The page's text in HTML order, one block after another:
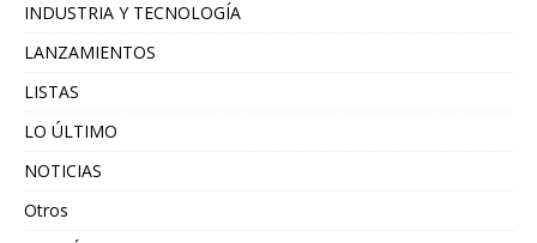
INDUSTRIA Y TECNOLOGÍA
LANZAMIENTOS
LISTAS
LO ÚLTIMO
NOTICIAS
Otros